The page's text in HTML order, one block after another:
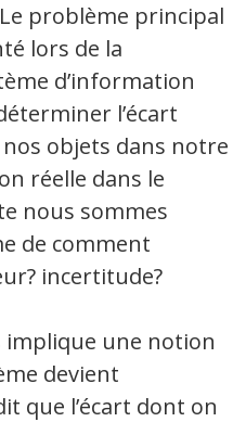
Le problème principal
lors de la
d’information
l’écart
objets dans notre
réelle dans le
nous sommes
de comment
incertitude?
implique une notion
devient
que l’écart dont on